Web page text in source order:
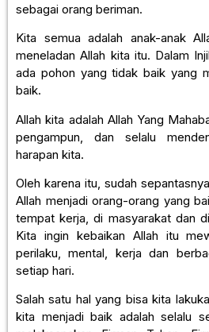
sebagai orang beriman.
Kita semua adalah anak-anak
meneladan Allah kita itu. Dalam
ada pohon yang tidak baik yang
baik.
Allah kita adalah Allah Yang
pengampun, dan selalu
harapan kita.
Oleh karena itu, sudah
Allah menjadi orang-orang yang
tempat kerja, di masyarakat dan
Kita ingin kebaikan Allah itu
perilaku, mental, kerja dan
setiap hari.
Salah satu hal yang bisa kita
kita menjadi baik adalah selalu